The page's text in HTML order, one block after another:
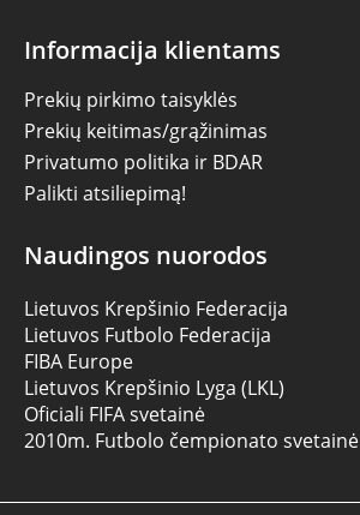
Informacija klientams
Prekių pirkimo taisyklės
Prekių keitimas/grąžinimas
Privatumo politika ir BDAR
Palikti atsiliepimą!
Naudingos nuorodos
Lietuvos Krepšinio Federacija
Lietuvos Futbolo Federacija
FIBA Europe
Lietuvos Krepšinio Lyga (LKL)
Oficiali FIFA svetainė
2010m. Futbolo čempionato svetainė